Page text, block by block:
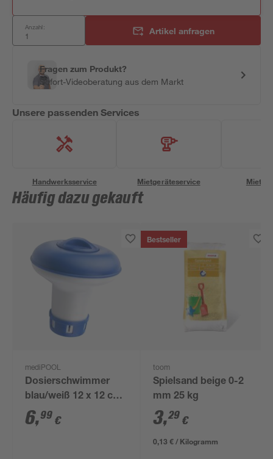
Anzahl: Artikel anfragen
Fragen zum Produkt?
Sofort-Videoberatung aus dem Markt
Unsere passenden Services
Handwerksservice Mietgeräteservice
Häufig dazu gekauft
mediPOOL
Dosierschwimmer
blau/weiß 12 x 12 cm,
für 20 g Tabs
6,99 €
Bestseller
toom
Spielsand beige 0-2
mm 25 kg
3,29 €
0,13 € / Kilogramm